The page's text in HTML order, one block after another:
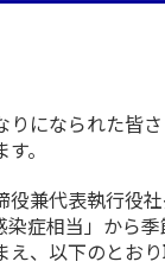
になられた皆
。
兼代表執行役
症相当」から
、以下のとおり